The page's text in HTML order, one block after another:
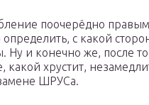
поочерёдно
с какой
Ну и конечно же, после
какой хрустит,
ШРУСа.